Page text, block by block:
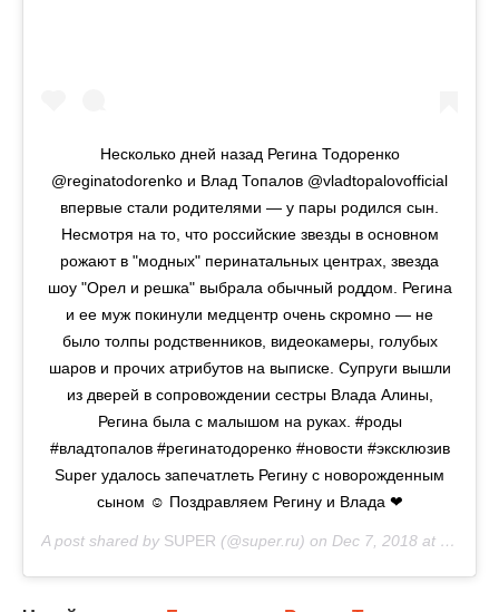
Несколько дней назад Регина Тодоренко
@reginatodorenko и Влад Топалов @vladtopalovofficial
впервые стали родителями — у пары родился сын.
Несмотря на то, что российские звезды в основном
рожают в "модных" перинатальных центрах, звезда
шоу "Орел и решка" выбрала обычный роддом. Регина
и ее муж покинули медцентр очень скромно — не
было толпы родственников, видеокамеры, голубых
шаров и прочих атрибутов на выписке. Супруги вышли
из дверей в сопровождении сестры Влада Алины,
Регина была с малышом на руках. #роды
#владтопалов #регинатодоренко #новости #эксклюзив
Super удалось запечатлеть Регину с новорожденным
сыном ☺ Поздравляем Регину и Влада ❤
A post shared by SUPER (@super.ru) on Dec 7, 2018 at 8:21am PST